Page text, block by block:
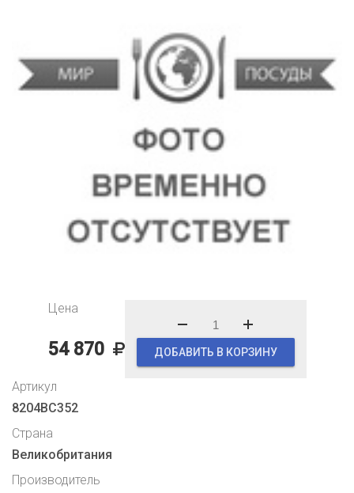
Цена
54 870 ДОБАВИТЬ В КОРЗИНУ
Артикул
8204BC352
Страна
Великобритания
Производитель